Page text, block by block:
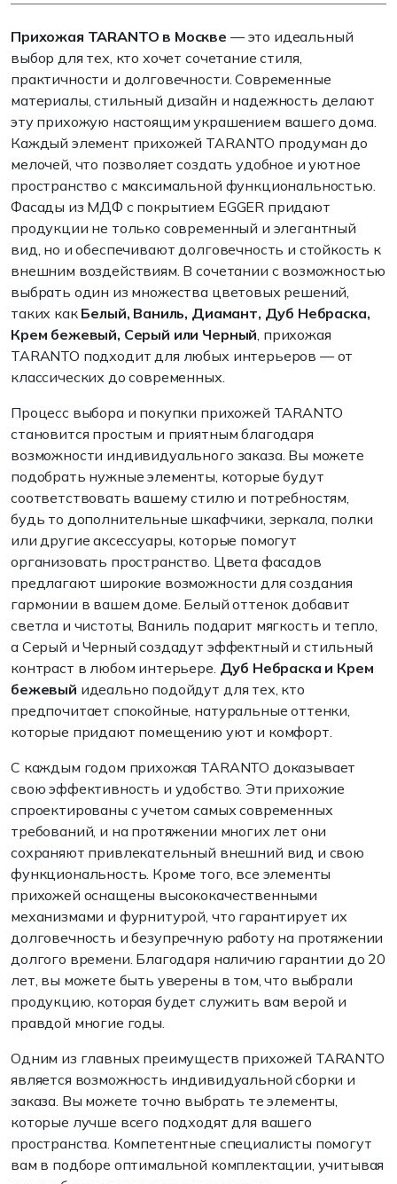
Прихожая TARANTO в Москве — это идеальный
выбор для тех, кто хочет сочетание стиля,
практичности и долговечности. Современные
материалы, стильный дизайн и надежность делают
эту прихожую настоящим украшением вашего дома.
Каждый элемент прихожей TARANTO продуман до
мелочей, что позволяет создать удобное и уютное
пространство с максимальной функциональностью.
Фасады из МДФ с покрытием EGGER придают
продукции не только современный и элегантный
вид, но и обеспечивают долговечность и стойкость к
внешним воздействиям. В сочетании с возможностью
выбрать один из множества цветовых решений,
таких как Белый, Ваниль, Диамант, Дуб Небраска,
Крем бежевый, Серый или Черный, прихожая
TARANTO подходит для любых интерьеров — от
классических до современных.
Процесс выбора и покупки прихожей TARANTO
становится простым и приятным благодаря
возможности индивидуального заказа. Вы можете
подобрать нужные элементы, которые будут
соответствовать вашему стилю и потребностям,
будь то дополнительные шкафчики, зеркала, полки
или другие аксессуары, которые помогут
организовать пространство. Цвета фасадов
предлагают широкие возможности для создания
гармонии в вашем доме. Белый оттенок добавит
светла и чистоты, Ваниль подарит мягкость и тепло,
а Серый и Черный создадут эффектный и стильный
контраст в любом интерьере. Дуб Небраска и Крем
бежевый идеально подойдут для тех, кто
предпочитает спокойные, натуральные оттенки,
которые придают помещению уют и комфорт.
С каждым годом прихожая TARANTO доказывает
свою эффективность и удобство. Эти прихожие
спроектированы с учетом самых современных
требований, и на протяжении многих лет они
сохраняют привлекательный внешний вид и свою
функциональность. Кроме того, все элементы
прихожей оснащены высококачественными
механизмами и фурнитурой, что гарантирует их
долговечность и безупречную работу на протяжении
долгого времени. Благодаря наличию гарантии до 20
лет, вы можете быть уверены в том, что выбрали
продукцию, которая будет служить вам верой и
правдой многие годы.
Одним из главных преимуществ прихожей TARANTO
является возможность индивидуальной сборки и
заказа. Вы можете точно выбрать те элементы,
которые лучше всего подходят для вашего
пространства. Компетентные специалисты помогут
вам в подборе оптимальной комплектации, учитывая